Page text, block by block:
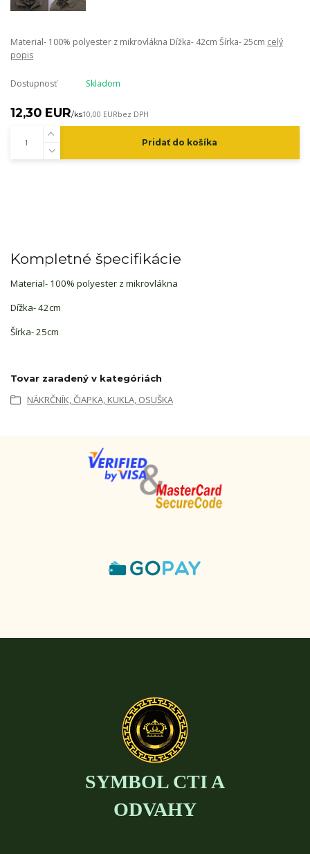
Material- 100% polyester z mikrovlákna Dížka- 42cm Šírka- 25cm celý
popis
Dostupnosť Skladom
12,30 EUR/ks10,00 EURbez DPH
Pridať do košíka
Kompletné špecifikácie
Material- 100% polyester z mikrovlákna
Dížka- 42cm
Šírka- 25cm
Tovar zaradený v kategóriách
NÁKRČNÍK, ČIAPKA, KUKLA, OSUŠKA
SYMBOL CTI A
ODVAHY